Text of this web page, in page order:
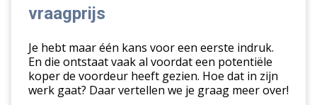
zijn
vraagprijs
vraagprijs
Je hebt maar één kans voor een eerste indruk.
En die ontstaat vaak al voordat een potentiële
koper de voordeur heeft gezien. Hoe dat in zijn
werk gaat? Daar vertellen we je graag meer over!